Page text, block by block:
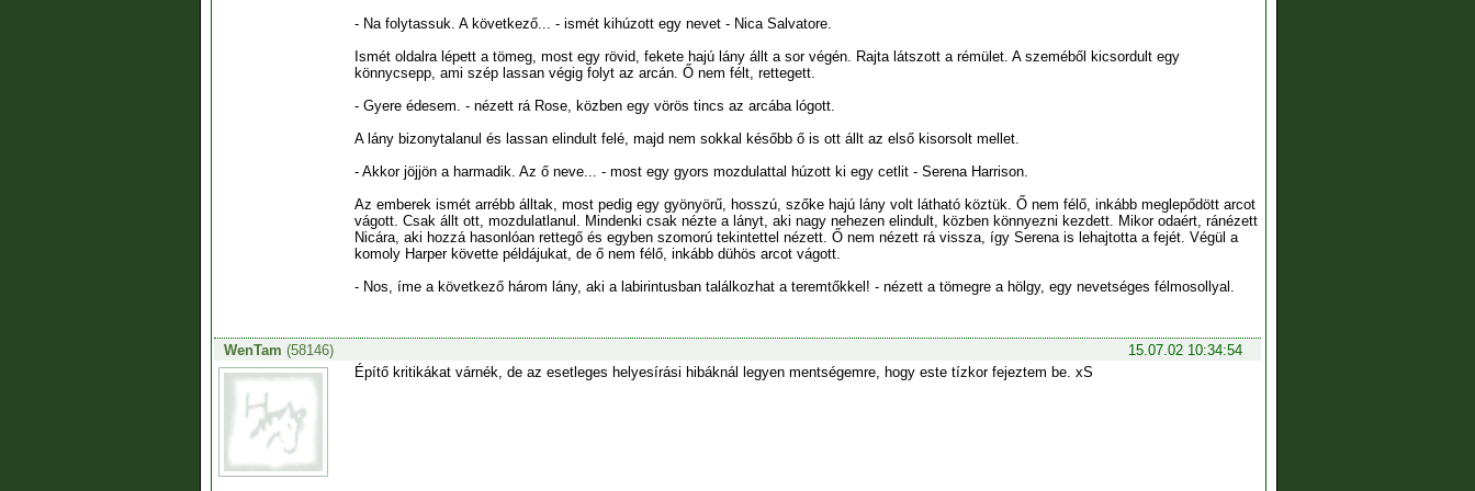
- Na folytassuk. A következő... - ismét kihúzott egy nevet - Nica Salvatore.
Ismét oldalra lépett a tömeg, most egy rövid, fekete hajú lány állt a sor végén. Rajta látszott a rémület. A szeméből kicsordult egy
könnycsepp, ami szép lassan végig folyt az arcán. Ő nem félt, rettegett.
- Gyere édesem. - nézett rá Rose, közben egy vörös tincs az arcába lógott.
A lány bizonytalanul és lassan elindult felé, majd nem sokkal később ő is ott állt az első kisorsolt mellet.
- Akkor jöjjön a harmadik. Az ő neve... - most egy gyors mozdulattal húzott ki egy cetlit - Serena Harrison.
Az emberek ismét arrébb álltak, most pedig egy gyönyörű, hosszú, szőke hajú lány volt látható köztük. Ő nem félő, inkább meglepődött arcot
vágott. Csak állt ott, mozdulatlanul. Mindenki csak nézte a lányt, aki nagy nehezen elindult, közben könnyezni kezdett. Mikor odaért, ránézett
Nicára, aki hozzá hasonlóan rettegő és egyben szomorú tekintettel nézett. Ő nem nézett rá vissza, így Serena is lehajtotta a fejét. Végül a
komoly Harper követte példájukat, de ő nem félő, inkább dühös arcot vágott.
- Nos, íme a következő három lány, aki a labirintusban találkozhat a teremtőkkel! - nézett a tömegre a hölgy, egy nevetséges félmosollyal.
WenTam (58146)
15.07.02 10:34:54
Építő kritikákat várnék, de az esetleges helyesírási hibáknál legyen mentségemre, hogy este tízkor fejeztem be. xS